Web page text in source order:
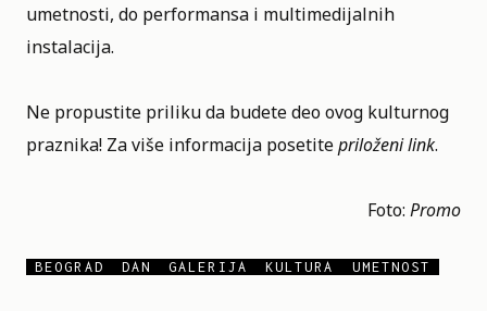
umetnosti, do performansa i multimedijalnih
instalacija.
Ne propustite priliku da budete deo ovog kulturnog
praznika! Za više informacija posetitepriloženi link.
Foto: Promo
BEOGRAD DAN GALERIJA KULTURA UMETNOST